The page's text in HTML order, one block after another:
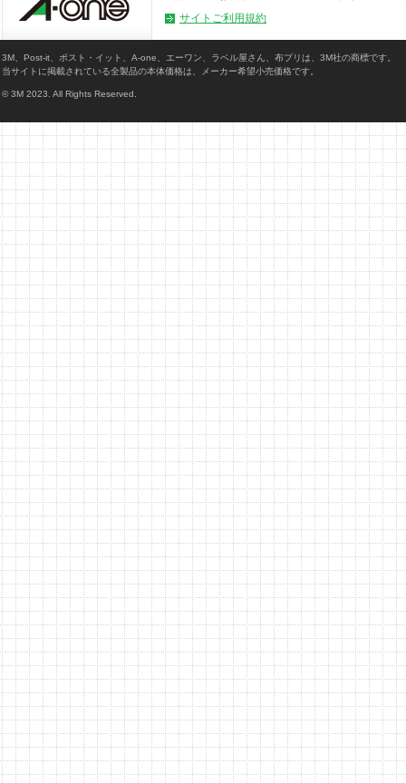
サイトご利用規約
3M、Post-it、ポスト・イット、A-one、エーワン、ラベル屋さん、布プリは、3M社の商標です。
当サイトに掲載されている全製品の本体価格は、メーカー希望小売価格です。
© 3M 2023. All Rights Reserved.